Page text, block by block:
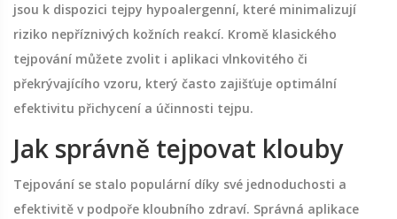
jsou k dispozici tejpy hypoalergenní, které minimalizují
riziko nepříznivých kožních reakcí. Kromě klasického
tejpování můžete zvolit i aplikaci vlnkovitého či
překrývajícího vzoru, který často zajišťuje optimální
efektivitu přichycení a účinnosti tejpu.
Jak správně tejpovat klouby
Tejpování se stalo populární díky své jednoduchosti a
efektivitě v podpoře kloubního zdraví. Správná aplikace